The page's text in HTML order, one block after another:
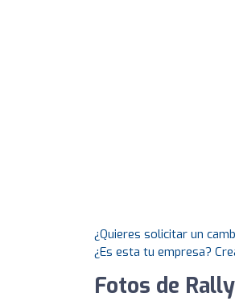
¿Quieres solicitar un
¿Es esta tu empresa?
Fotos de